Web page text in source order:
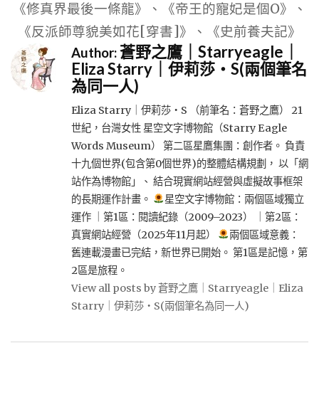
《修真界最後一條龍》、《帝王的寵妃是個O》、
《反派師尊貌美如花[穿書]》、《史前養夫記》
Author:蒼野之鷹｜Starryeagle｜
Eliza Starry｜伊莉莎・S(兩個筆名
為同一人)
Eliza Starry｜伊莉莎・S （前筆名：蒼野之鷹） 21
世紀，台灣女性 星空文字博物館（Starry Eagle
Words Museum） 第二區星鷹集團：創作者。 負責
十九個世界(包含第0個世界)的整體結構規劃， 以「網
站作為博物館」、 結合現實網站經營與虛擬故事框架
的長期運作計畫。
星空文字博物館：兩個區域獨立
運作 ｜第1區：閱讀紀錄（2009–2023） ｜第2區：
真實網站經營（2025年11月起）
兩個區域意義：
舊連載漫畫已完結，新世界已開始。 第1區是記憶，第
2區是旅程。
View all posts by 蒼野之鷹｜Starryeagle｜Eliza
Starry｜伊莉莎・S(兩個筆名為同一人)